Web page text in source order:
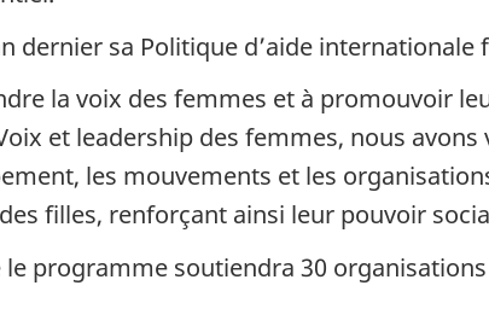
dernier sa Politique d’aide internationale
la voix des femmes et à promouvoir
et leadership des femmes, nous
les mouvements et les
filles, renforçant ainsi leur pouvoir
le programme soutiendra 30